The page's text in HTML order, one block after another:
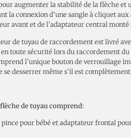
augmenter la stabilité de la flèche et
la connexion d’une sangle à cliquet aux
avant et de l’adaptateur central
de tuyau de raccordement est livré
toute sécurité lors du raccordement du
l’unique bouton de verrouillage
se desserrer même s’il est
de tuyau comprend:
pince pour bébé et adaptateur frontal